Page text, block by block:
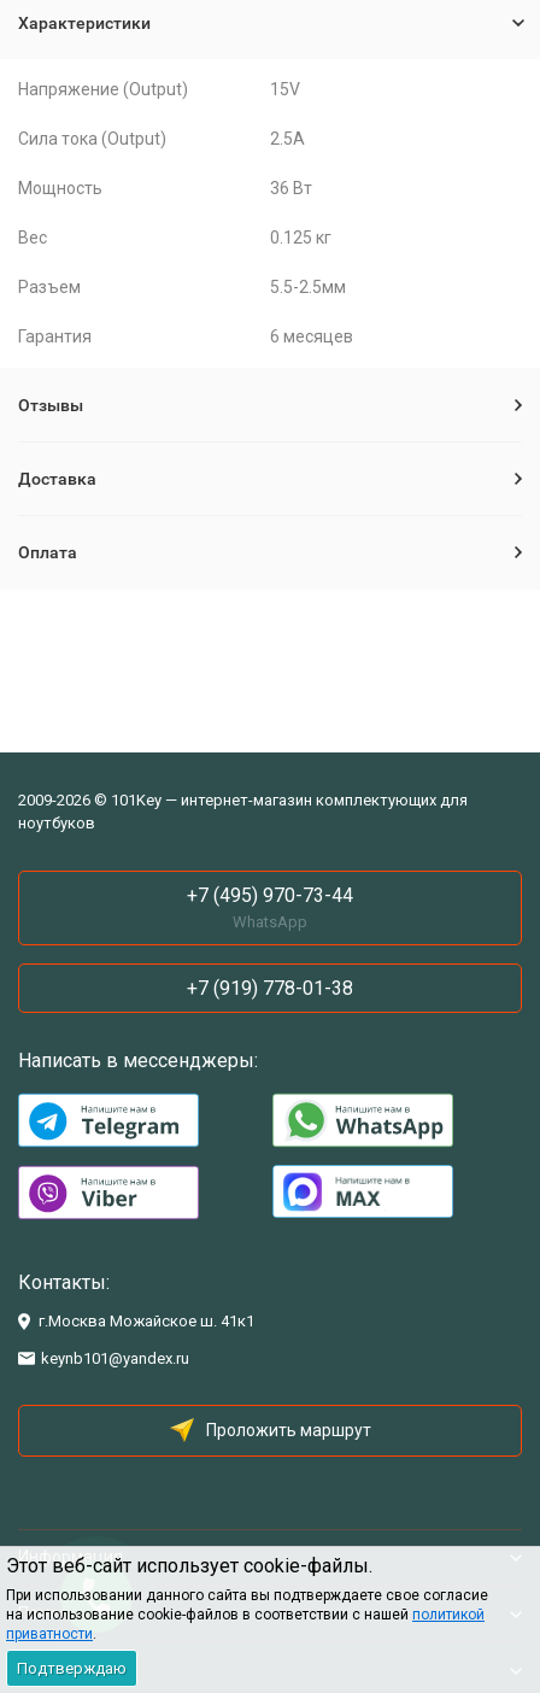
Этот веб-сайт использует cookie-файлы.
При использовании данного сайта вы подтверждаете свое согласие
на использование cookie-файлов в соответствии с нашей политикой
приватности.
Подтверждаю
Характеристики
Напряжение (Output) 15V
Сила тока (Output) 2.5A
Мощность 36 Вт
Вес 0.125 кг
Разъем 5.5-2.5мм
Гарантия 6 месяцев
Отзывы
Доставка
Оплата
2009-2026 © 101Key — интернет-магазин комплектующих для
ноутбуков
+7 (495) 970-73-44
WhatsApp
+7 (919) 778-01-38
Написать в мессенджеры:
Контакты:
г.Москва Можайское ш. 41к1
keynb101@yandex.ru
Проложить маршрут
Информация
Помощь
Информация